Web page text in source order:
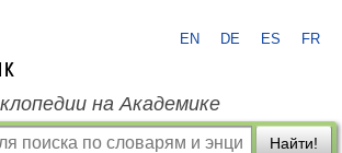
EN DE ES FR
на Академике
Найти!